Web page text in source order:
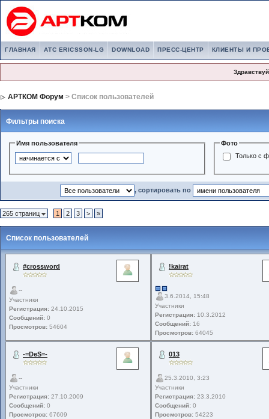
ГЛАВНАЯ АТС ERICSSON-LG DOWNLOAD ПРЕСС-ЦЕНТР КЛИЕНТЫ И
АРТКОМ Форум > Список пользователей
Фильтры поиска
Имя пользователя
Фото
Только с
, сортировать по
265 страниц 1 2 3 > »
Список пользователей
#crossword
--
Участники
Регистрация: 24.10.2015
Сообщений: 0
Просмотров: 54604
!kairat
3.6.2014, 15:48
Участники
Регистрация: 10.3.2012
Сообщений: 16
Просмотров: 64045
-=DeS=-
--
Участники
Регистрация: 27.10.2009
Сообщений: 0
Просмотров: 67609
013
25.3.2010, 3:23
Участники
Регистрация: 23.3.2010
Сообщений: 0
Просмотров: 54223